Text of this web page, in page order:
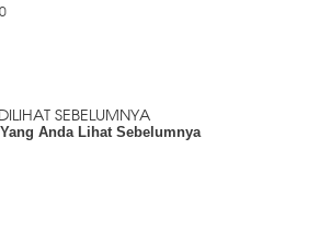
DILIHAT SEBELUMNYA
Anda Lihat Sebelumnya